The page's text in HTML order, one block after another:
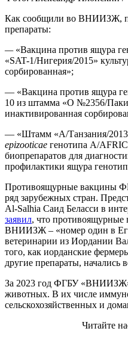
Как сообщили во ВНИИЗЖ,
препараты:
—«Вакцина против ящура
«SAT-1/Нигерия/2015»
сорбированная»;
— «Вакцина против ящура
10 из штамма «О №2356/
инактивированная
— «Штамм «А/Танзания/
epizooticae генотипа A/
биопрепаратов для
профилактики ящура
Противоящурные вакцины
ряд зарубежных стран.
Al-Salhia Саид Беласси в
заявил, что противоящурные
ВНИИЗЖ – «номер один в
ветеринарии из Иордании
того, как иорданские
другие препараты, начались
За 2023 год ФГБУ
животных. В их числе
сельскохозяйственных и
Читайте